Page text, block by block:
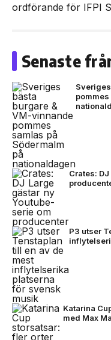
ordförande för IFPI
Senaste
Crates:
P3 utser
Katarina
med Max